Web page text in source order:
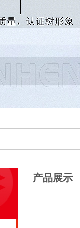
产品展示